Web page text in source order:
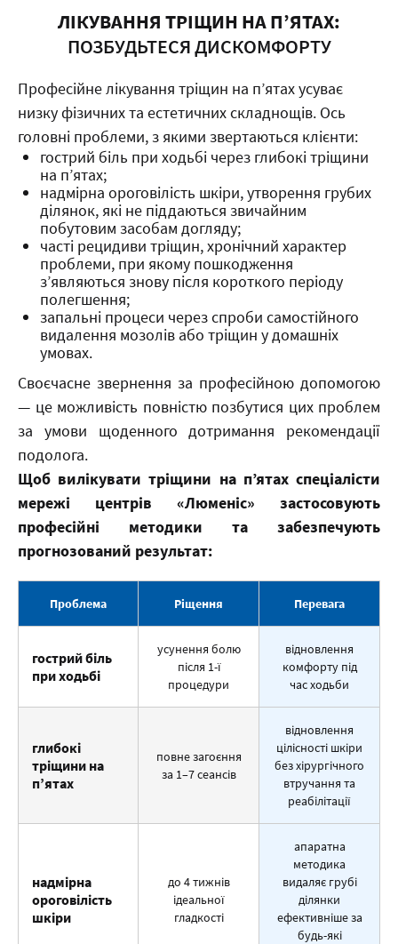
ЛІКУВАННЯ ТРІЩИН НА П’ЯТАХ:
ПОЗБУДЬТЕСЯ ДИСКОМФОРТУ
Професійне лікування тріщин на п’ятах усуває
низку фізичних та естетичних складнощів. Ось
головні проблеми, з якими звертаються клієнти:
гострий біль при ходьбі через глибокі тріщини
на п’ятах;
надмірна ороговілість шкіри, утворення грубих
ділянок, які не піддаються звичайним
побутовим засобам догляду;
часті рецидиви тріщин, хронічний характер
проблеми, при якому пошкодження
з’являються знову після короткого періоду
полегшення;
запальні процеси через спроби самостійного
видалення мозолів або тріщин у домашніх
умовах.
Своєчасне звернення за професійною допомогою
— це можливість повністю позбутися цих проблем
за умови щоденного дотримання рекомендації
подолога.
Щоб вилікувати тріщини на п’ятах спеціалісти
мережі центрів «Люменіс» застосовують
професійні методики та забезпечують
прогнозований результат:
Проблема Ріщення Перевага
гострий біль
при ходьбі
усунення болю
після 1-ї
процедури
відновлення
комфорту під
час ходьби
глибокі
тріщини на
п’ятах
повне загоєння
за 1–7 сеансів
відновлення
цілісності шкіри
без хірургічного
втручання та
реабілітації
надмірна
ороговілість
шкіри
до 4 тижнів
ідеальної
гладкості
апаратна
методика
видаляє грубі
ділянки
ефективніше за
будь-які